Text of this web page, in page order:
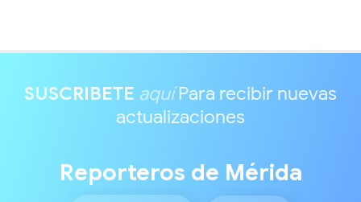
SUSCRIBETE aquíPara recibir nuevas
actualizaciones
Reporteros de Mérida